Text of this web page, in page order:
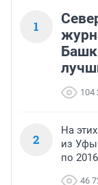
1
104
2
На
из Уфы
по
46